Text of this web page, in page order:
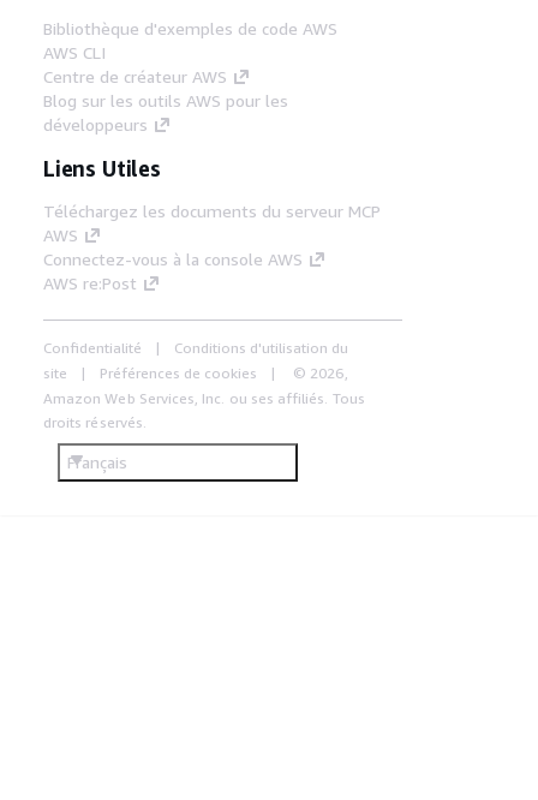
Bibliothèque d'exemples de code AWS
AWS CLI
Centre de créateur AWS
Blog sur les outils AWS pour les
développeurs
Liens Utiles
Téléchargez les documents du serveur MCP
AWS
Connectez-vous à la console AWS
AWS re:Post
Confidentialité
Conditions d'utilisation du
site
Préférences de cookies
© 2026,
Amazon Web Services, Inc. ou ses affiliés. Tous
droits réservés.
Français